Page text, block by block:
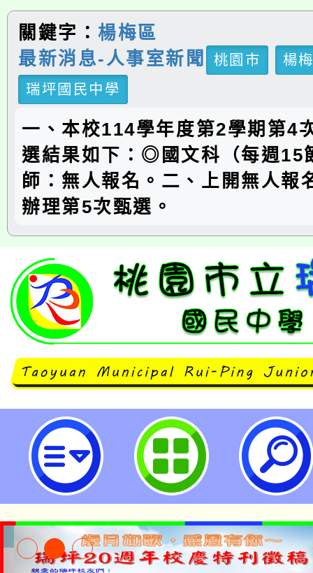
關鍵字： 楊梅區
最新消息-人事室新聞
桃園市
楊
瑞坪國民中學
一、本校114學年度第2學期第4
選結果如下：◎國文科（每週15
師：無人報名。二、上開無人報
辦理第5次甄選。
公告本校114學年度第2學期第4次
果-桃園市立瑞坪國民中學